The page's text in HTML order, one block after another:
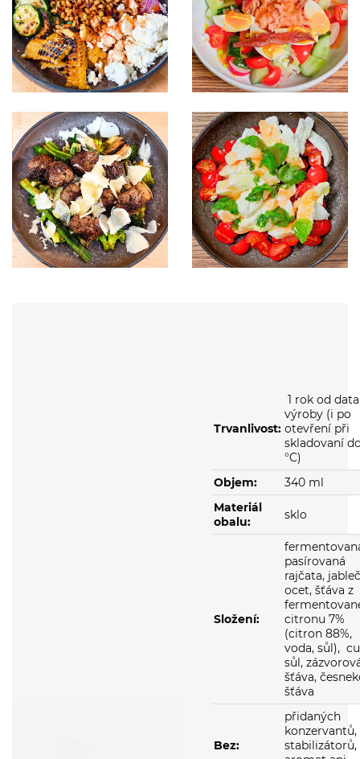
otevření při
skladovaní
°C)
340 ml
Materiál
obalu:
sklo
pasírovaná
rajčata,
ocet, šťáva z
citronu 7%
(citron 88%,
voda, sůl),
sůl,
šťáva,
šťáva
přidaných
konzervantů,
stabilizátorů,
aromat ani
barviv